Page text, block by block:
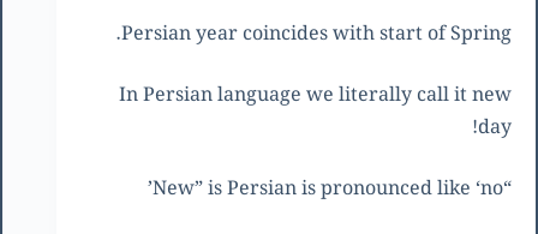
Persian year coincides with start of Spring.
In Persian language we literally call it new
day!
“New” is Persian is pronounced like ‘no’